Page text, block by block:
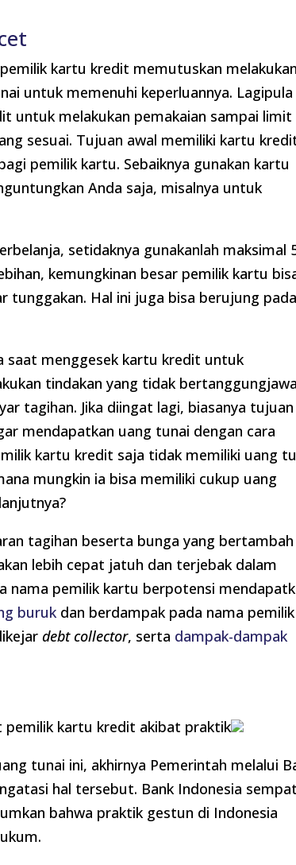
kartu kredit memutuskan melakukan
untuk memenuhi keperluannya. Lagipula
untuk melakukan pemakaian sampai limit
sesuai. Tujuan awal memiliki kartu
pemilik kartu. Sebaiknya gunakan kartu
Anda saja, misalnya untuk
setidaknya gunakanlah maksimal
kemungkinan besar pemilik kartu
tunggakan. Hal ini juga bisa berujung pada
saat menggesek kartu kredit untuk
tindakan yang tidak
tagihan. Jika diingat lagi, biasanya tujuan
mendapatkan uang tunai dengan cara
kartu kredit saja tidak memiliki uang
mungkin ia bisa memiliki cukup uang
tagihan beserta bunga yang bertambah
lebih cepat jatuh dan terjebak dalam
nama pemilik kartu berpotensi
buruk dan berdampak pada nama pemilik
debt collector, serta dampak-dampak
pemilik kartu kredit akibat praktik
tunai ini, akhirnya Pemerintah melalui
hal tersebut. Bank Indonesia sempat
bahwa praktik gestun di Indonesia